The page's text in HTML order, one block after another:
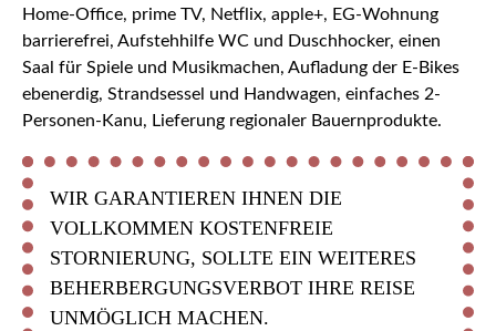
Home-Office, prime TV, Netflix, apple+, EG-Wohnung
barrierefrei, Aufstehhilfe WC und Duschhocker, einen
Saal für Spiele und Musikmachen, Aufladung der E-Bikes
ebenerdig, Strandsessel und Handwagen, einfaches 2-
Personen-Kanu, Lieferung regionaler Bauernprodukte.
WIR GARANTIEREN IHNEN DIE
VOLLKOMMEN KOSTENFREIE
STORNIERUNG, SOLLTE EIN WEITERES
BEHERBERGUNGSVERBOT IHRE REISE
UNMÖGLICH MACHEN.